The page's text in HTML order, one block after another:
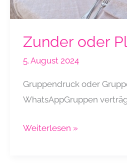
Zunder oder
5. August 2024
Gruppendruck oder
WhatsAppGruppen
Zunder
Weiterlesen »